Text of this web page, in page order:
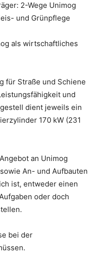
2-Wege Unimog
und Grünpflege
als wirtschaftliches
für Straße und Schiene
und
dient jeweils ein
170 kW (231
an Unimog
An- und Aufbauten
ist, entweder einen
oder doch
bei der